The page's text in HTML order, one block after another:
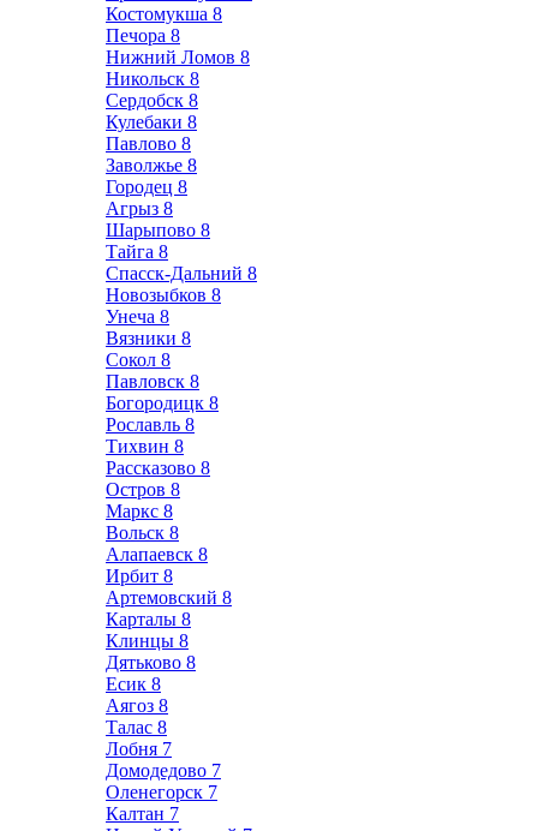
Костомукша 8
Печора 8
Нижний Ломов 8
Никольск 8
Сердобск 8
Кулебаки 8
Павлово 8
Заволжье 8
Городец 8
Агрыз 8
Шарыпово 8
Тайга 8
Спасск-Дальний 8
Новозыбков 8
Унеча 8
Вязники 8
Сокол 8
Павловск 8
Богородицк 8
Рославль 8
Тихвин 8
Рассказово 8
Остров 8
Маркс 8
Вольск 8
Алапаевск 8
Ирбит 8
Артемовский 8
Карталы 8
Клинцы 8
Дятьково 8
Есик 8
Аягоз 8
Талас 8
Лобня 7
Домодедово 7
Оленегорск 7
Калтан 7